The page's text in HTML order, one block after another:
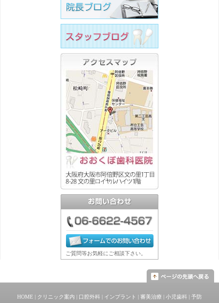
ご質問等お気軽にご相談下さい。
HOME | クリニック案内 | 口腔外科 | インプラント | 審美治療 | 小児歯科 | 予防